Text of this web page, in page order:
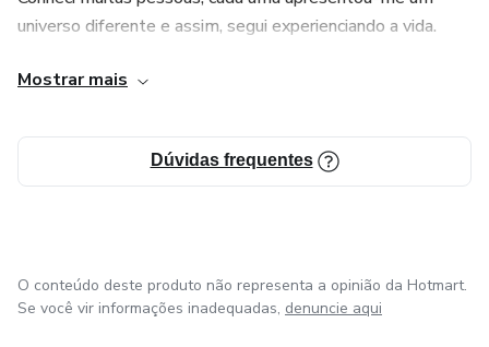
universo diferente e assim, segui experienciando a vida.
conhecimento de todas as áreas, a exemplo:
faculdade adentrei nos estudos da psicologia, física,
química, filosofia, história, escrituras sagradas, astrologia,
decisão de passar adiante o que este conhecimento havia
realizado em minha vida, realizando-o assim, através de
Mostrar mais
Dúvidas frequentes
O conteúdo deste produto não representa a opinião da Hotmart.
Se você vir informações inadequadas, denuncie aqui